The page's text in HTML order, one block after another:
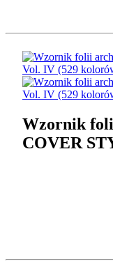
Wzornik
COVER